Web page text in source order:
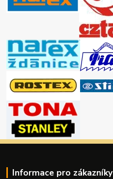
Informace pro zákazníky